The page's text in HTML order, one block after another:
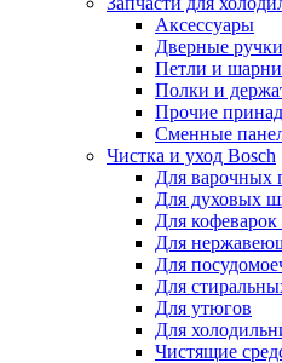
Аксессуары
Дверные ручки
Петли и
Полки и
Прочие
Сменные
Чистка и уход Bosch
Для варочных
Для духовых
Для
Для
Для
Для
Для утюгов
Для
Чистящие